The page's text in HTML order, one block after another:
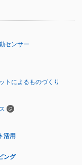
センサー
トによるものづくり
活用
ング